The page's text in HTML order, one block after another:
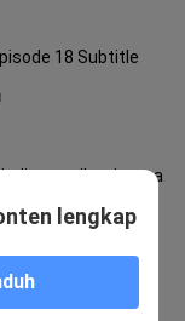
18 Subtitle
penasihat istana
dari pembantu
istri raja oni paling
lengkap